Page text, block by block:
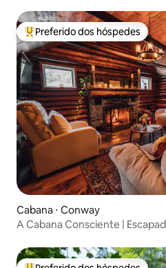
Entre os melhores preferidos
Preferido dos hóspedes
Cabana ⋅ Conway
A Cabana Consciente |